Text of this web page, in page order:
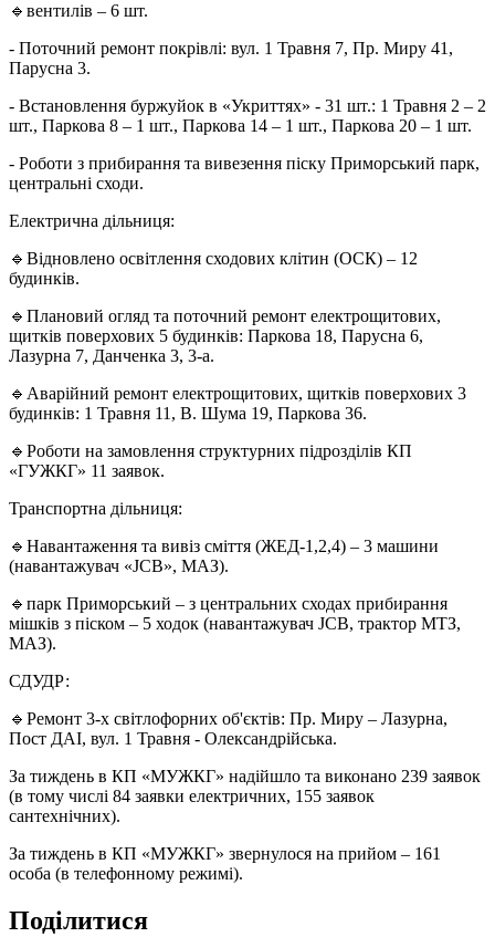
🔹вентилів – 6 шт.
- Поточний ремонт покрівлі: вул. 1 Травня 7, Пр. Миру 41,
Парусна 3.
- Встановлення буржуйок в «Укриттях» - 31 шт.: 1 Травня 2 – 2
шт., Паркова 8 – 1 шт., Паркова 14 – 1 шт., Паркова 20 – 1 шт.
- Роботи з прибирання та вивезення піску Приморський парк,
центральні сходи.
Електрична дільниця:
🔹Відновлено освітлення сходових клітин (ОСК) – 12
будинків.
🔹Плановий огляд та поточний ремонт електрощитових,
щитків поверхових 5 будинків: Паркова 18, Парусна 6,
Лазурна 7, Данченка 3, 3-а.
🔹Аварійний ремонт електрощитових, щитків поверхових 3
будинків: 1 Травня 11, В. Шума 19, Паркова 36.
🔹Роботи на замовлення структурних підрозділів КП
«ГУЖКГ» 11 заявок.
Транспортна дільниця:
🔹Навантаження та вивіз сміття (ЖЕД-1,2,4) – 3 машини
(навантажувач «JCB», МАЗ).
🔹парк Приморський – з центральних сходах прибирання
мішків з піском – 5 ходок (навантажувач JCB, трактор МТЗ,
МАЗ).
СДУДР:
🔹Ремонт 3-х світлофорних об'єктів: Пр. Миру – Лазурна,
Пост ДАІ, вул. 1 Травня - Олександрійська.
За тиждень в КП «МУЖКГ» надійшло та виконано 239 заявок
(в тому числі 84 заявки електричних, 155 заявок
сантехнічних).
За тиждень в КП «МУЖКГ» звернулося на прийом – 161
особа (в телефонному режимі).
Поділитися